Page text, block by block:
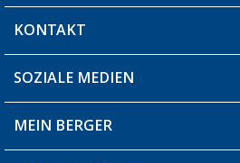
KONTAKT
Du hast eine Frage?
Filiale finden
SOZIALE MEDIEN
MEIN BERGER